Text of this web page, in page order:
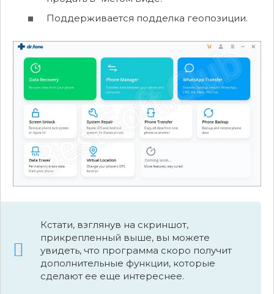
Поддерживается подделка геопозиции.
Кстати, взглянув на скриншот,
прикрепленный выше, вы можете
увидеть, что программа скоро получит
дополнительные функции, которые
сделают ее еще интереснее.